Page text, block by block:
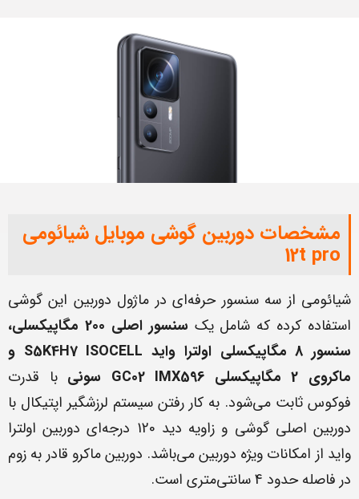
مشخصات دوربین گوشی موبایل شیائومی
12t pro
شیائومی از سه سنسور حرفه‌ای در ماژول دوربین این گوشی
استفاده کرده که شامل یک
سنسور اصلی 200 مگاپیکسلی،
سنسور 8 مگاپیکسلی اولترا واید
S5K4H7 ISOCELL و
ماکروی 2 مگاپیکسلی
GC02 IMX596 سونی با قدرت
فوکوس ثابت می‌شود. به کار رفتن سیستم لرزشگیر اپتیکال با
دوربین اصلی گوشی و زاویه دید 120 درجه‌ای دوربین اولترا
واید از امکانات ویژه دوربین می‌باشد. دوربین ماکرو قادر به زوم
در فاصله حدود 4 سانتی‌متری است.